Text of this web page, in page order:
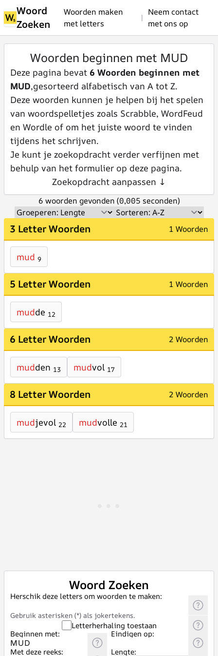
Woord
Zoeken
Woorden maken
met letters
|
Neem contact
met ons op
Woorden beginnen met MUD
Deze pagina bevat 6 Woorden beginnen met
MUD,gesorteerd alfabetisch van A tot Z.
Deze woorden kunnen je helpen bij het spelen
van woordspelletjes zoals Scrabble, WordFeud
en Wordle of om het juiste woord te vinden
tijdens het schrijven.
Je kunt je zoekopdracht verder verfijnen met
behulp van het formulier op deze pagina.
Zoekopdracht aanpassen ↓
6 woorden gevonden (0,005 seconden)
3 Letter Woorden 1 Woorden
mud 9
5 Letter Woorden 1 Woorden
mudde 12
6 Letter Woorden 2 Woorden
mudden 13 mudvol 17
8 Letter Woorden 2 Woorden
mudjevol 22 mudvolle 21
Woord Zoeken
Herschik deze letters om woorden te maken:
Gebruik asterisken (*) als jokertekens.
Letterherhaling toestaan
Beginnen met:
Eindigen op:
Met deze reeks:
Lengte: